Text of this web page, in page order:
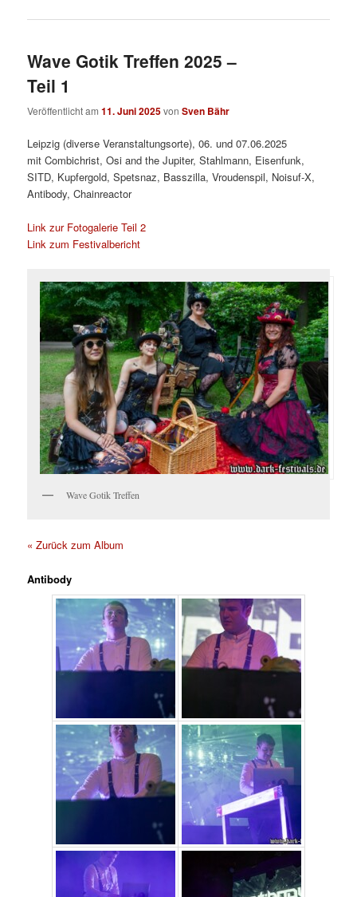
Wave Gotik Treffen 2025 –
Teil 1
Veröffentlicht am11. Juni 2025vonSven Bähr
Leipzig (diverse Veranstaltungsorte), 06. und 07.06.2025
mit Combichrist, Osi and the Jupiter, Stahlmann, Eisenfunk,
SITD, Kupfergold, Spetsnaz, Basszilla, Vroudenspil, Noisuf-X,
Antibody, Chainreactor
Link zur Fotogalerie Teil 2
Link zum Festivalbericht
Wave Gotik Treffen
« Zurück zum Album
Antibody